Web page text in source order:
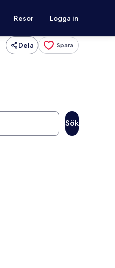
Resor Logga in
Dela Spara
Sök